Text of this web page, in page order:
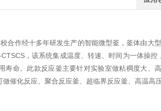
合作经十多年研发生产的智能微型釜，釜体由
，该系统集成温度、转速、时间为一体操
寿命。此款反应釜主要针对实验室做粘稠度大
催化反应、聚合反应釜、超临界反应釜、高温高